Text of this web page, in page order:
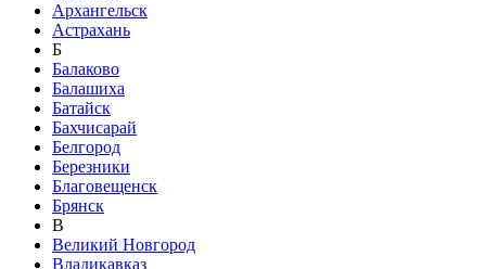
Архангельск
Астрахань
Б
Балаково
Балашиха
Батайск
Бахчисарай
Белгород
Березники
Благовещенск
Брянск
В
Великий Новгород
Владикавказ